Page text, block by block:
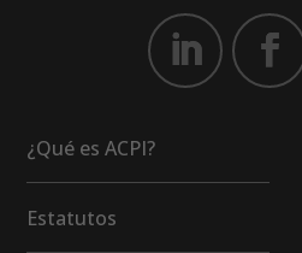
¿Qué es ACPI?
Estatutos